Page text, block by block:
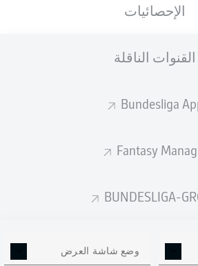
الإحصائيات
القنوات الناقلة
Bundesliga
Fantasy
BUNDESLIGA-
وضع شاشة العرض